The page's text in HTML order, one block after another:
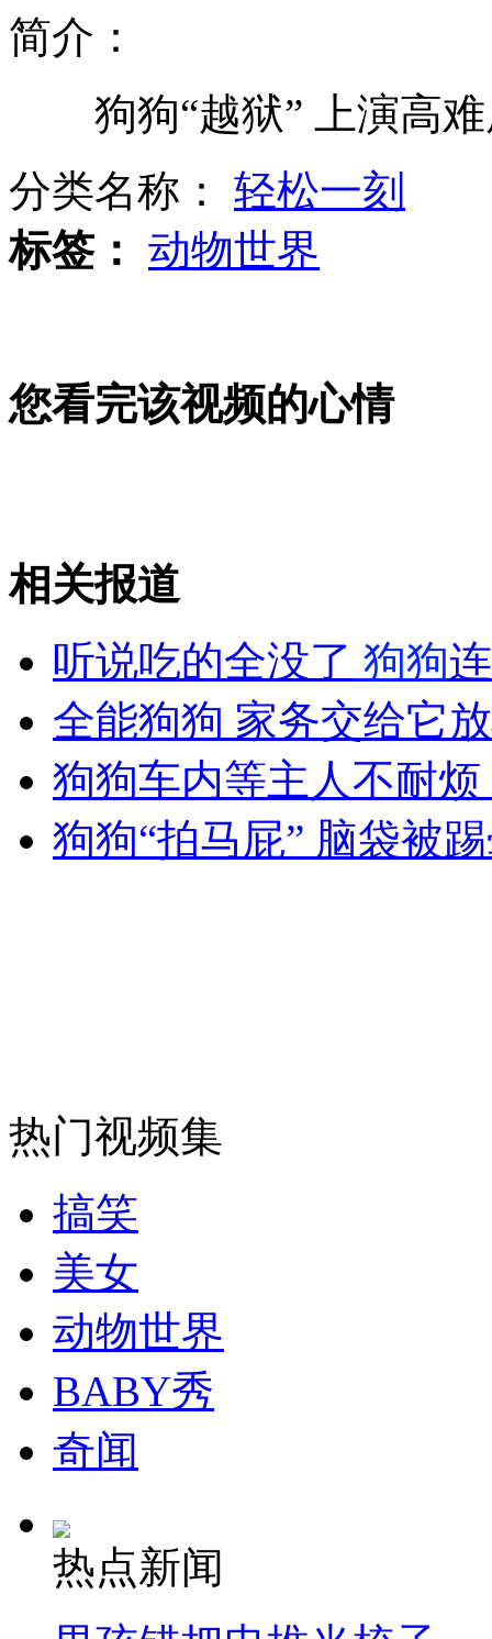
新疆南部突遭冰雹 持续15分钟
明教遗址现身福州闹市
揭秘两女子广东制贩2.8亿假币案
山西运城恶犬咬伤多人 警民合力深夜将其击毙
女孩北京地铁殴打老人 痛下狠手拳打脚踢
无痛分娩是否安全 医生回应
外交部：反对强权政治霸凌主义
走！跟着总书记去植树
消防员救轻生者
纽约上演“枕头大战”
司机酒驾遇交警 急速倒车逃窜
简介：
狗狗“越狱” 上演高难
分类名称： 轻松一刻
标签： 动物世界
您看完该视频的心情
相关报道
听说吃的全没了 狗狗
全能狗狗 家务交给它
狗狗车内等主人不耐
狗狗“拍马屁” 脑袋被
热门视频集
搞笑
美女
动物世界
BABY秀
奇闻
热点新闻